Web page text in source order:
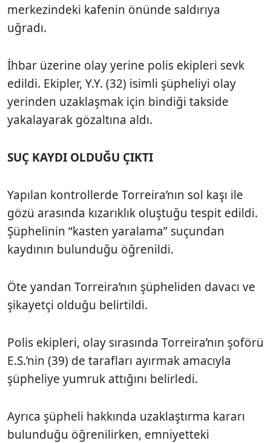
merkezindeki kafenin önünde saldırıya
uğradı.
İhbar üzerine olay yerine polis ekipleri sevk
edildi. Ekipler, Y.Y. (32) isimli şüpheliyi olay
yerinden uzaklaşmak için bindiği takside
yakalayarak gözaltına aldı.
SUÇ KAYDI OLDUĞU ÇIKTI
Yapılan kontrollerde Torreira’nın sol kaşı ile
gözü arasında kızarıklık oluştuğu tespit edildi.
Şüphelinin “kasten yaralama” suçundan
kaydının bulunduğu öğrenildi.
Öte yandan Torreira’nın şüpheliden davacı ve
şikayetçi olduğu belirtildi.
Polis ekipleri, olay sırasında Torreira’nın şoförü
E.S.’nin (39) de tarafları ayırmak amacıyla
şüpheliye yumruk attığını belirledi.
Ayrıca şüpheli hakkında uzaklaştırma kararı
bulunduğu öğrenilirken, emniyetteki